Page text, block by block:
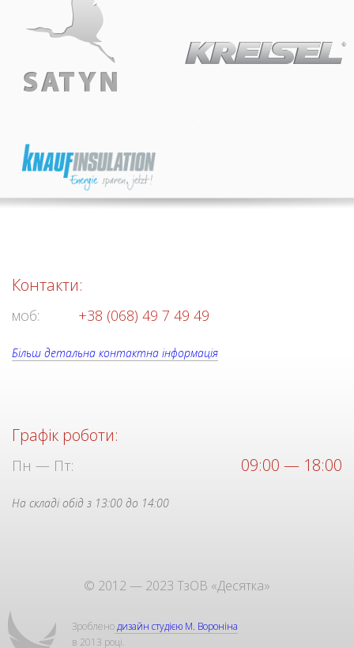
Контакти:
моб: +38 (068) 49 7 49 49
Більш детальна контактна інформація
Графік роботи:
Пн — Пт: 09:00 — 18:00
На складі обід з 13:00 до 14:00
© 2012 — 2023 ТзОВ «Десятка»
Зробленодизайн студією М. Вороніна
в 2013 році.